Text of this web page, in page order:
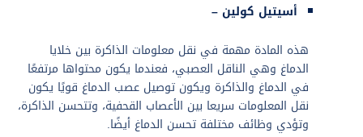
أسيتيل كولين –
هذه المادة مهمة في نقل معلومات الذاكرة بين خلايا
الدماغ وهي الناقل العصبي، فعندما يكون محتواها مرتفعًا
في الدماغ والذاكرة ويكون توصيل عصب الدماغ قويًا يكون
نقل المعلومات سريعا بين الأعصاب القحفية، وتتحسن الذاكرة،
وتؤدي وظائف مختلفة تحسن الدماغ أيضًا.